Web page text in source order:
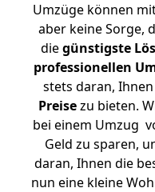
Umzüge können
aber keine Sorge,
diegünstigste
professionellen
stets daran, Ihnen
Preisezu bieten.
bei einem Umzug
Geld zu sparen,
daran, Ihnen die
nun eine kleine